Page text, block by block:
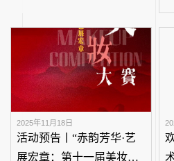
2025年12月11日